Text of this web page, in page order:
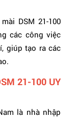
DSM 21-100
các công việc
giúp tạo ra các
21-100 UY
là nhà nhập